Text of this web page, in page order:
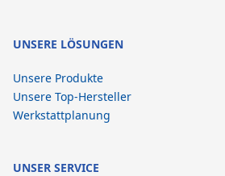
UNSERE LÖSUNGEN
Unsere Produkte
Unsere Top-Hersteller
Werkstattplanung
UNSER SERVICE